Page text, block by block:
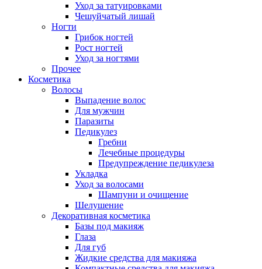
Уход за татуировками
Чешуйчатый лишай
Ногти
Грибок ногтей
Рост ногтей
Уход за ногтями
Прочее
Косметика
Волосы
Выпадение волос
Для мужчин
Паразиты
Педикулез
Гребни
Лечебные процедуры
Предупреждение педикулеза
Укладка
Уход за волосами
Шампуни и очищение
Шелушение
Декоративная косметика
Базы под макияж
Глаза
Для губ
Жидкие средства для макияжа